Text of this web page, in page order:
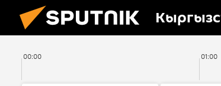
00:00 01:00